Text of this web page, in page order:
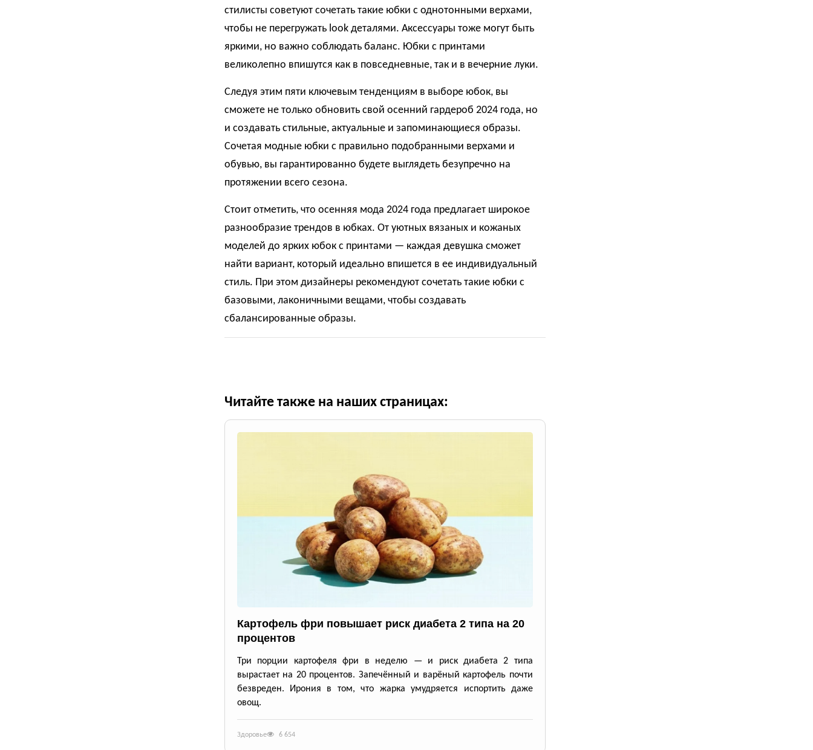
стилисты советуют сочетать такие юбки с однотонными верхами,
чтобы не перегружать look деталями. Аксессуары тоже могут быть
яркими, но важно соблюдать баланс. Юбки с принтами
великолепно впишутся как в повседневные, так и в вечерние луки.
Следуя этим пяти ключевым тенденциям в выборе юбок, вы
сможете не только обновить свой осенний гардероб 2024 года, но
и создавать стильные, актуальные и запоминающиеся образы.
Сочетая модные юбки с правильно подобранными верхами и
обувью, вы гарантированно будете выглядеть безупречно на
протяжении всего сезона.
Стоит отметить, что осенняя мода 2024 года предлагает широкое
разнообразие трендов в юбках. От уютных вязаных и кожаных
моделей до ярких юбок с принтами — каждая девушка сможет
найти вариант, который идеально впишется в ее индивидуальный
стиль. При этом дизайнеры рекомендуют сочетать такие юбки с
базовыми, лаконичными вещами, чтобы создавать
сбалансированные образы.
Читайте также на наших страницах:
Картофель фри повышает риск диабета 2 типа на 20
процентов
Три порции картофеля фри в неделю — и риск диабета 2 типа
вырастает на 20 процентов. Запечённый и варёный картофель почти
безвреден. Ирония в том, что жарка умудряется испортить даже
овощ.
Здоровье 6 654